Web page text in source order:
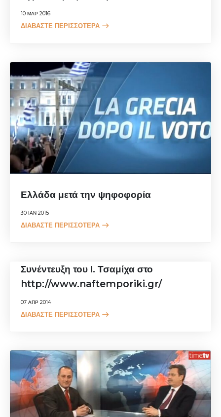
10 ΜΑΡ 2016
ΔΙΑΒΆΣΤΕ ΠΕΡΙΣΣΌΤΕΡΑ
Ελλάδα μετά την ψηφοφορία
30 ΙΑΝ 2015
ΔΙΑΒΆΣΤΕ ΠΕΡΙΣΣΌΤΕΡΑ
Συνέντευξη του Ι. Τσαμίχα στο
http://www.naftemporiki.gr/
07 ΑΠΡ 2014
ΔΙΑΒΆΣΤΕ ΠΕΡΙΣΣΌΤΕΡΑ